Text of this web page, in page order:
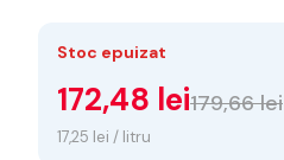
Germania
Noua Zeelanda
Spumante
Stoc epuizat
172,48 lei179,66 lei
17,25 lei / litru